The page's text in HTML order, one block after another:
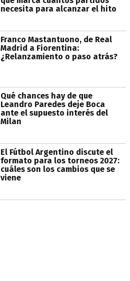
necesita para alcanzar el hito
Franco Mastantuono, de Real
Madrid a Fiorentina:
¿Relanzamiento o paso atrás?
Qué chances hay de que
Leandro Paredes deje Boca
ante el supuesto interés del
Milan
El Fútbol Argentino discute el
formato para los torneos 2027:
cuáles son los cambios que se
viene